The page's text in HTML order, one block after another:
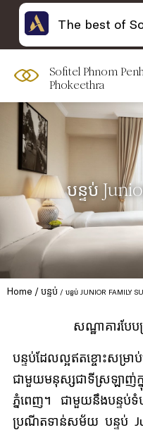
Sofitel Phnom
Phokeethra
បន្ទប់
Home បន្ទប់ បន្ទប់ JUNIOR FAMILY
សណ្ឋាគារបែប
បន្ទប់ដែលល្អឥតខ្ចោះសម្រ
ជាមួយមនុស្សជាទីស្រឡាញ់ក្នុ
ភ្នំពេញ។ ជាមួយនឹងបន្ទប់ទំ
ប្រណីតទាន់សម័យ បន្ទប់
The best of